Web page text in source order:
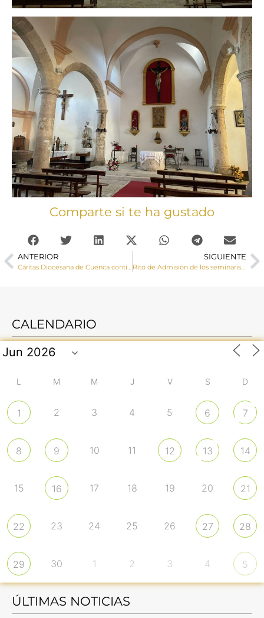
Comparte si te ha gustado
ANTERIOR SIGUIENTE
Rito de Admisión de los seminaristas David Guirado Gutiérrez y Moisés de las Heras Gómez
CALENDARIO
L M M J V S D
1 2 3 4 5 6 7
8 9 10 11 12 13 14
15 16 17 18 19 20 21
22 23 24 25 26 27 28
29 30 1 2 3 4 5
ÚLTIMAS NOTICIAS